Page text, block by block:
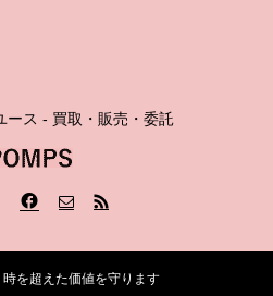
ース - 買取・販売・委託
を超えた価値を守ります